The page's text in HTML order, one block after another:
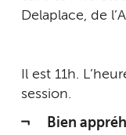
Delaplace, de
Il est 11h.
session.
Bien